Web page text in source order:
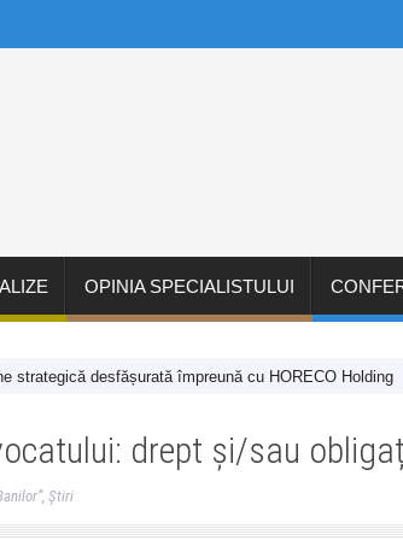
OPINIA SPECIALISTULUI
desfășurată împreună cu HORECO Holding
drept și/sau
, Ştiri